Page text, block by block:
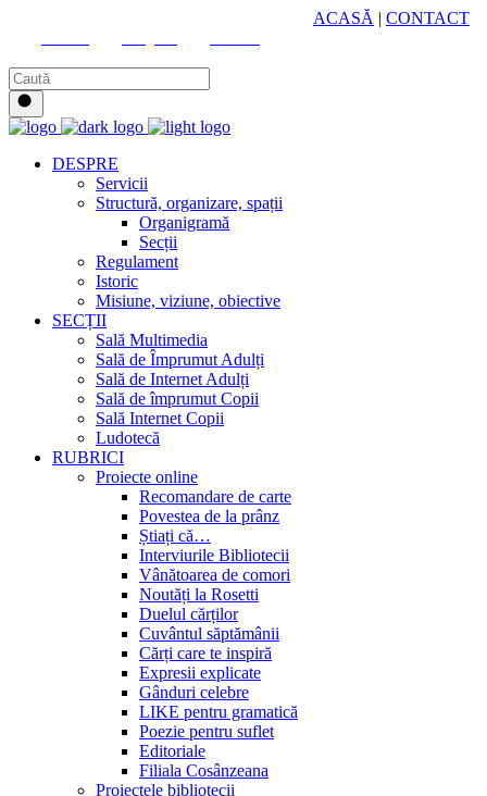
ACASĂ | CONTACT
DESPRE
Servicii
Structură, organizare, spații
Organigramă
Secții
Regulament
Istoric
Misiune, viziune, obiective
SECȚII
Sală Multimedia
Sală de Împrumut Adulți
Sală de Internet Adulți
Sală de împrumut Copii
Sală Internet Copii
Ludotecă
RUBRICI
Proiecte online
Recomandare de carte
Povestea de la prânz
Știați că…
Interviurile Bibliotecii
Vânătoarea de comori
Noutăți la Rosetti
Duelul cărților
Cuvântul săptămânii
Cărți care te inspiră
Expresii explicate
Gânduri celebre
LIKE pentru gramatică
Poezie pentru suflet
Editoriale
Filiala Cosânzeana
Proiectele bibliotecii